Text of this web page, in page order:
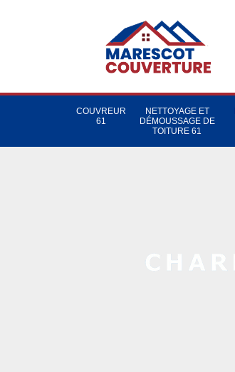
COUVREUR
61
NETTOYAGE ET
DÉMOUSSAGE DE
TOITURE 61